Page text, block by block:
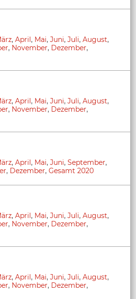
, April, Mai, Juni, Juli, August,
, November, Dezember,
, April, Mai, Juni, Juli, August,
, November, Dezember,
, April, Mai, Juni, September,
, Dezember, Gesamt 2020
, April, Mai, Juni, Juli, August,
, November, Dezember,
, April, Mai, Juni, Juli, August,
, November, Dezember,